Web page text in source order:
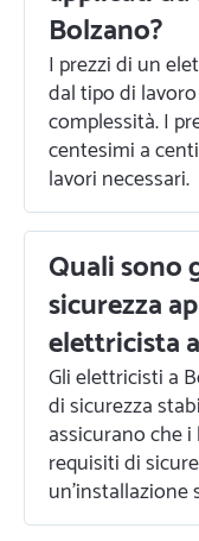
Bolzano?
I prezzi di un
dal tipo di
complessità. I
centesimi a
lavori necessari.
Quali sono
sicurezza
elettricista
Gli elettricisti a
di sicurezza
assicurano che
requisiti di
un'installazione